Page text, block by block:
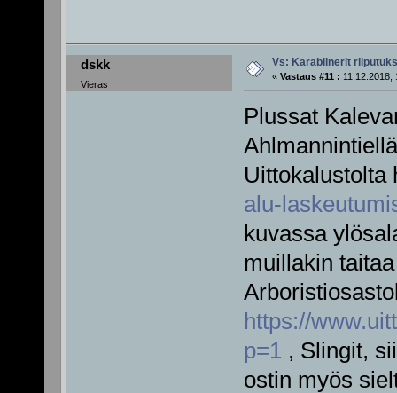
dskk
Vieras
Vs: Karabiinerit
« Vastaus #11 : 11.12.2018,
Plussat
Uittokalustolta
alu-
kuvassa
muillakin
https://
p=1 , Slingit,
ostin myös